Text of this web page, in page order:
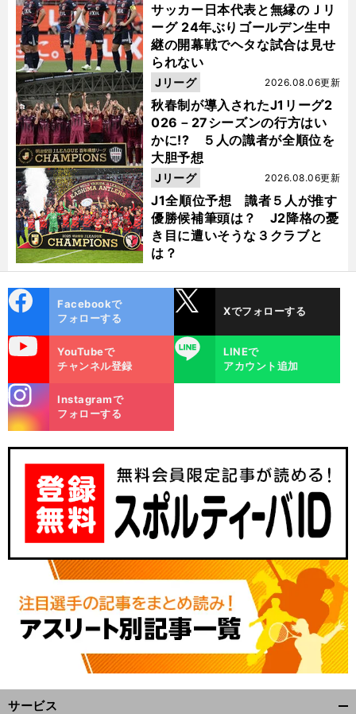
サッカー日本代表と無縁のＪリ
ーグ 24年ぶりゴールデン生中
継の開幕戦でヘタな試合は見せ
られない
秋春制が導入されたJ1リーグ2
026－27シーズンの行方はい
かに!? ５人の識者が全順位を
大胆予想
2026.08.06更新
Jリーグ
J1全順位予想 識者５人が推す
優勝候補筆頭は？ J2降格の憂
き目に遭いそうな３クラブと
は？
2026.08.06更新
Jリーグ
ok
Facebookで
フォローする
Xでフォローする
YouTubeで
チャンネル登録
LINE
LINEで
アカウント追加
m
Instagramで
フォローする
サービス